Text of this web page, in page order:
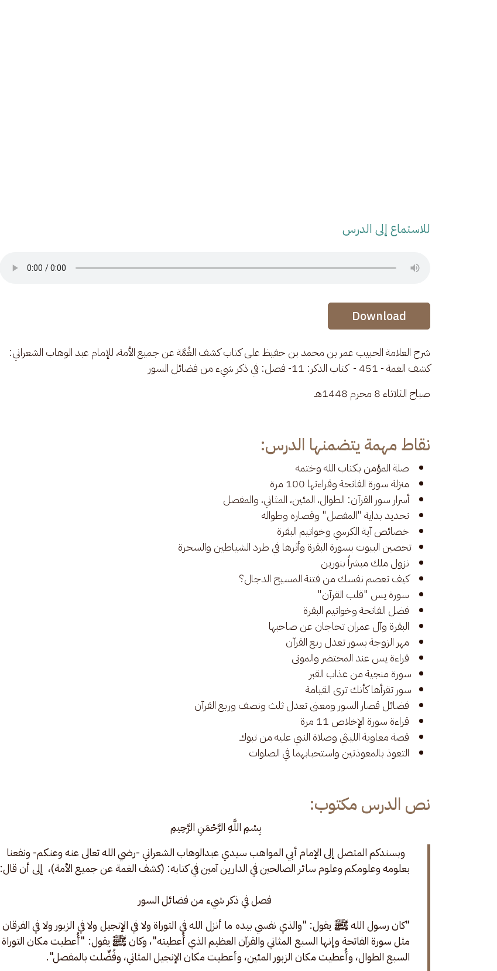
للاستماع إلى الدرس
Audio Stream
Audio Stream
Download
شرح العلامة الحبيب عمر بن محمد بن حفيظ على كتاب كشف الغُمَّة عن جميع الأمة، للإمام عبد الوهاب الشعراني:
كشف الغمة - 451 -  كتاب الذكر: 11- فصل: في ذكر شيء من فضائل السور
صباح الثلاثاء 8 محرم 1448هـ
نقاط مهمة يتضمنها الدرس:
صلة المؤمن بكتاب الله وختمه
منزلة سورة الفاتحة وقراءتها 100 مرة
أسرار سور القرآن: الطوال، المئين، المثاني، والمفصل
تحديد بداية "المفصل" وقصاره وطواله
خصائص آية الكرسي وخواتيم البقرة
تحصين البيوت بسورة البقرة وأثرها في طرد الشياطين والسحرة
نزول ملك مبشراً بنورين
كيف تعصم نفسك من فتنة المسيح الدجال؟
سورة يس "قلب القرآن"
فضل الفاتحة وخواتيم البقرة
البقرة وآل عمران تحاجان عن صاحبها
مهر الزوجة بسور تعدل ربع القرآن
قراءة يس عند المحتضر والموتى
سورة منجية من عذاب القبر
سور تقرأها كأنك ترى القيامة
فضائل قصار السور ومعنى تعدل ثلث ونصف وربع القرآن
قراءة سورة الإخلاص 11 مرة
قصة معاوية الليثي وصلاة النبي عليه من تبوك
التعوذ بالمعوذتين واستحبابهما في الصلوات
نص الدرس مكتوب:
بِسْمِ اللَّهِ الرَّحْمَنِ الرَّحِيمِ
وبسندكم المتصل إلى الإمام أبي المواهب سيدي عبدالوهاب الشعراني -رضي الله تعالى عنه وعنكم- ونفعنا
بعلومه وعلومكم وعلوم سائر الصالحين في الدارين آمين في كتابه: (كشف الغمة عن جميع الأمة)،  إلى أن قال:
فصل في ذكر شيء من فضائل السور
"كان رسول الله ﷺ يقول: "والذي نفسي بيده ما أنزل الله في التوراة ولا في الإنجيل ولا في الزبور ولا في الفرقان
مثل سورة الفاتحة وإنها السبع المثاني والقرآن العظيم الذي أُعطيته"، وكان ﷺ يقول: "أُعطيت مكان التوراة
السبع الطوال، وأُعطيت مكان الزبور المئين، وأعطيت مكان الإنجيل المثاني، وفُضِّلت بالمفصل".